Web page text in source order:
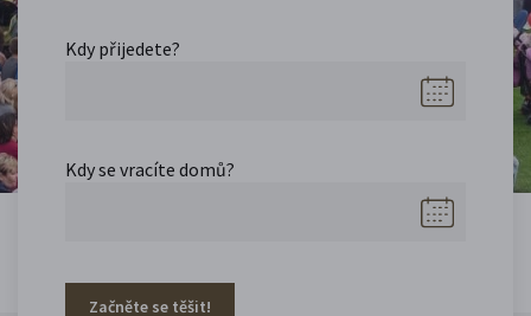
Kdy přijedete?
Kdy se vracíte domů?
Začněte se těšit!